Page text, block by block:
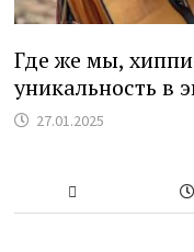
Где же мы,
уникальность в
27.01.2025